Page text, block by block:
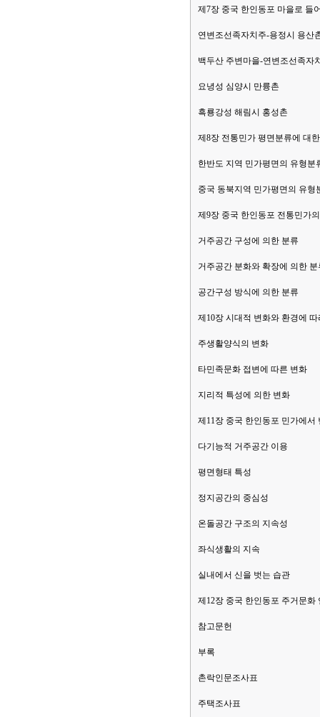
제7장 중국 한인동포 마을로 들
연변조선족자치주-용정시 용산
백두산 주변마을-연변조선족자
요녕성 심양시 만륭촌
흑룡강성 해림시 홍성촌
제8장 전통민가 평면분류에 대
한반도 지역 민가평면의 유형분
중국 동북지역 민가평면의 유형
제9장 중국 한인동포 전통민가
거주공간 구성에 의한 분류
거주공간 분화와 확장에 의한 분
공간구성 방식에 의한 분류
제10장 시대적 변화와 환경에
주생활양식의 변화
타민족문화 접변에 따른 변화
지리적 특성에 의한 변화
제11장 중국 한인동포 민가에서
다기능적 거주공간 이용
평면형태 특성
정지공간의 중심성
온돌공간 구조의 지속성
좌식생활의 지속
실내에서 신을 벗는 습관
제12장 중국 한인동포 주거문화
참고문헌
부록
촌락인문조사표
주택조사표